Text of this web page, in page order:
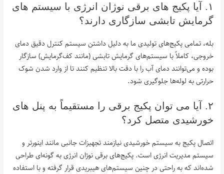
۱. آیا پکیج‌ های برقی نوژان انرژی با سیستم‌ های
گرمایش تابشی سازگاری دارند؟
بله، تمامی پکیج‌های تولیدی ما به دلیل داشتن سیستم کنترل دقیق دمای
خروجی، کاملاً با سیستم‌های گرمایش تابشی (مانند کف‌گرمایش) سازگار
بوده و می‌توانند دمای آب را با دقت بالا تنظیم کنند تا از وارد شدن شوک
حرارتی به لوله‌ها جلوگیری شود.
۲. آیا می‌ توان پکیج برقی را مستقیماً به پنل‌ های
خورشیدی متصل کرد؟
اتصال پکیج به سیستم خورشیدی نیازمند تجهیزات جانبی مانند اینورتر و
سیستم مدیریت انرژی است. پکیج‌های برقی نوژان انرژی به گونه‌ای طراحی
شده‌اند که به راحتی در چنین سیستم‌های هیبریدی قرار گرفته و با استفاده